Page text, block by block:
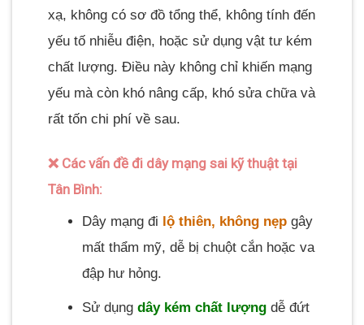
xạ, không có sơ đồ tổng thể, không tính đến
yếu tố nhiễu điện, hoặc sử dụng vật tư kém
chất lượng. Điều này không chỉ khiến mạng
yếu mà còn khó nâng cấp, khó sửa chữa và
rất tốn chi phí về sau.
❌ Các vấn đề đi dây mạng sai kỹ thuật tại
Tân Bình:
Dây mạng đi lộ thiên, không nẹp gây
mất thẩm mỹ, dễ bị chuột cắn hoặc va
đập hư hỏng.
Sử dụngdây kém chất lượng dễ đứt